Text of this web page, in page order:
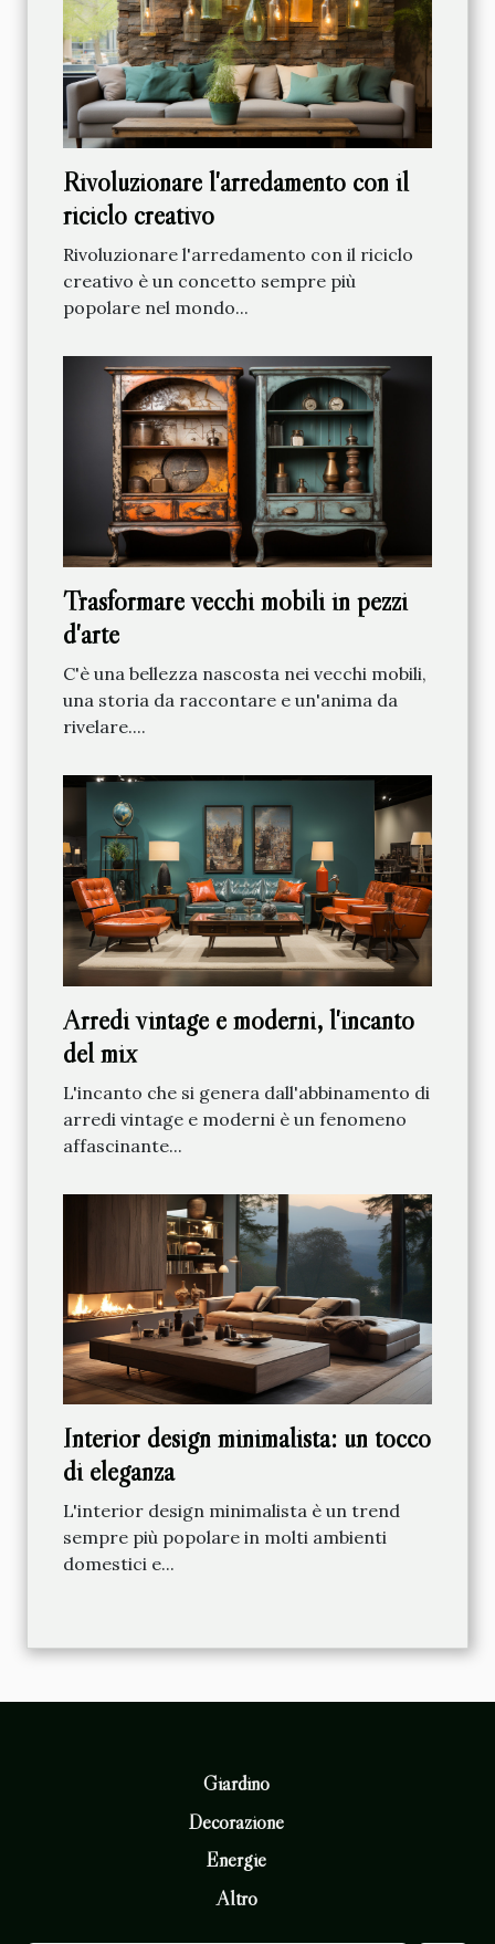
Rivoluzionare l'arredamento con il
riciclo creativo
Rivoluzionare l'arredamento con il riciclo
creativo è un concetto sempre più
popolare nel mondo...
Trasformare vecchi mobili in pezzi
d'arte
C'è una bellezza nascosta nei vecchi mobili,
una storia da raccontare e un'anima da
rivelare....
Arredi vintage e moderni, l'incanto
del mix
L'incanto che si genera dall'abbinamento di
arredi vintage e moderni è un fenomeno
affascinante...
Interior design minimalista: un tocco
di eleganza
L'interior design minimalista è un trend
sempre più popolare in molti ambienti
domestici e...
Giardino
Decorazione
Energie
Altro